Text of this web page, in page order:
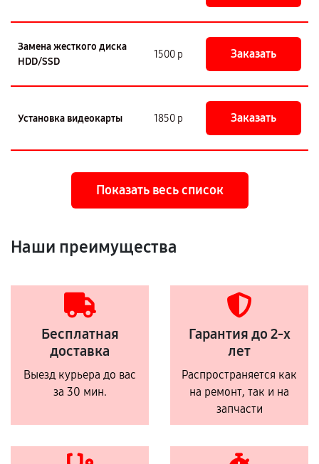
Замена жесткого диска
HDD/SSD
1500 р Заказать
Установка видеокарты 1850 р Заказать
Показать весь список
Наши преимущества
Бесплатная
доставка
Выезд курьера до вас
за 30 мин.
Гарантия до 2-х
лет
Распространяется как
на ремонт, так и на
запчасти